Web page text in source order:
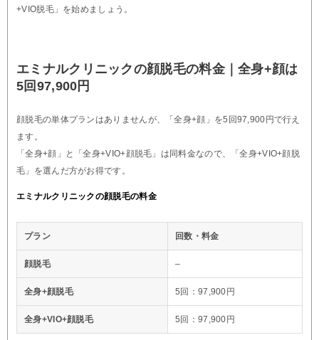
+VIO脱毛」を始めましょう。
エミナルクリニックの顔脱毛の料金｜全身+顔は
5回97,900円
顔脱毛の単体プランはありませんが、「全身+顔」を5回97,900円で行え
ます。
「全身+顔」と「全身+VIO+顔脱毛」は同料金なので、「全身+VIO+顔脱
毛」を選んだ方がお得です。
エミナルクリニックの顔脱毛の料金
プラン 回数・料金
顔脱毛 –
全身+顔脱毛 5回：97,900円
全身+VIO+顔脱毛 5回：97,900円